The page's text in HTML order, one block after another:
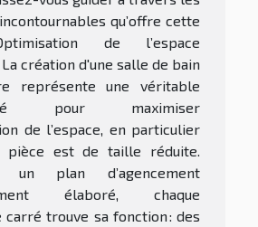
qu’offre cette
de l’espace
création d'une salle de bain
représente une véritable
pour maximiser
de l’espace, en particulier
pièce est de taille réduite.
plan d’agencement
élaboré, chaque
trouve sa fonction : des